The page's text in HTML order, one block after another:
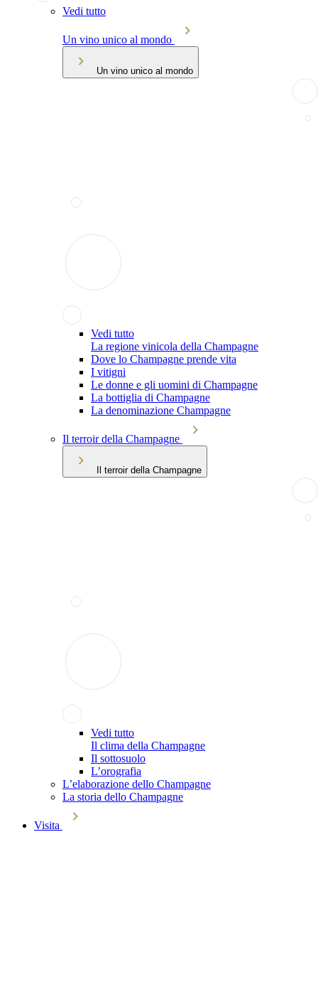
Vedi tutto
Un vino unico al mondo
Un vino unico al mondo
Vedi tutto
La regione vinicola della Champagne
Dove lo Champagne prende vita
I vitigni
Le donne e gli uomini di Champagne
La bottiglia di Champagne
La denominazione Champagne
Il terroir della Champagne
Il terroir della Champagne
Vedi tutto
Il clima della Champagne
Il sottosuolo
L’orografia
L’elaborazione dello Champagne
La storia dello Champagne
Visita